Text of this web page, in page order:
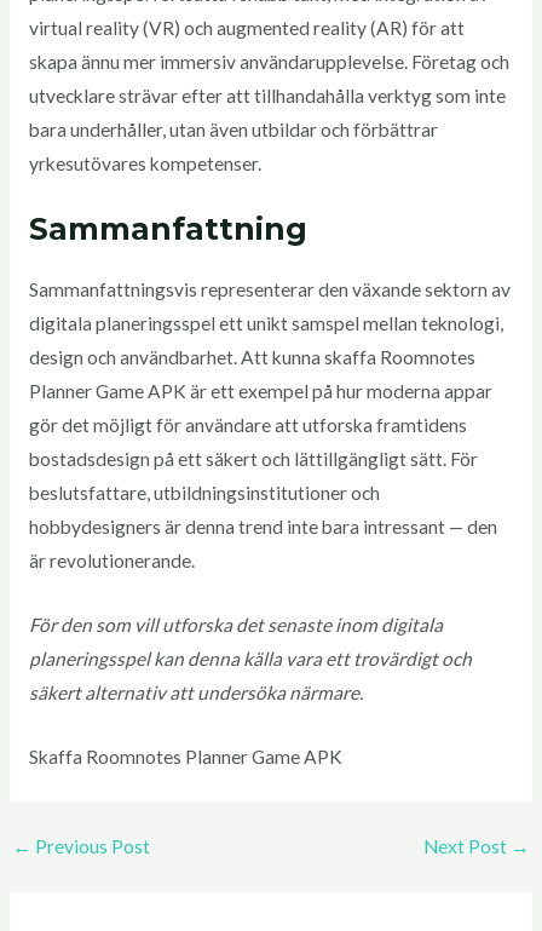
virtual reality (VR) och augmented reality (AR) för att
skapa ännu mer immersiv användarupplevelse. Företag och
utvecklare strävar efter att tillhandahålla verktyg som inte
bara underhåller, utan även utbildar och förbättrar
yrkesutövares kompetenser.
Sammanfattning
Sammanfattningsvis representerar den växande sektorn av
digitala planeringsspel ett unikt samspel mellan teknologi,
design och användbarhet. Att kunna skaffa Roomnotes
Planner Game APK är ett exempel på hur moderna appar
gör det möjligt för användare att utforska framtidens
bostadsdesign på ett säkert och lättillgängligt sätt. För
beslutsfattare, utbildningsinstitutioner och
hobbydesigners är denna trend inte bara intressant — den
är revolutionerande.
För den som vill utforska det senaste inom digitala
planeringsspel kan denna källa vara ett trovärdigt och
säkert alternativ att undersöka närmare.
Skaffa Roomnotes Planner Game APK
← Previous Post Next Post →